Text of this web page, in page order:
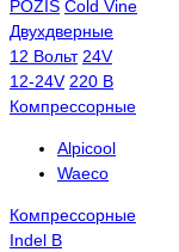
POZIS Сold Vine
Двухдверные
12 Вольт 24V
12-24V 220 В
Компрессорные
Alpicool
Waeco
Компрессорные
Indel B